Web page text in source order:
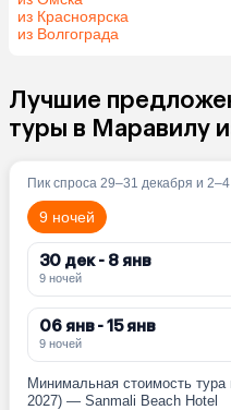
из Красноярска
из Волгограда
Лучшие
туры в Маравилу
Пик спроса 29–31 декабря и
9 ночей
30 дек - 8 янв
9 ночей
06 янв - 15 янв
9 ночей
Минимальная стоимость
2027) — Sanmali Beach Hotel